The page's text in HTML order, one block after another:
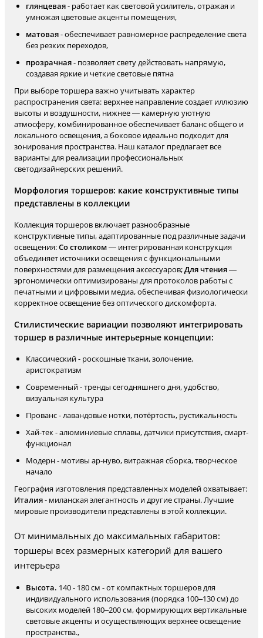
глянцевая- работает как световой усилитель, отражая и
умножая цветовые акценты помещения,
матовая- обеспечивает равномерное распределение света
без резких переходов,
прозрачная- позволяет свету действовать напрямую,
создавая яркие и четкие световые пятна
При выборе торшера важно учитывать характер
распространения света: верхнее направление создает иллюзию
высоты и воздушности, нижнее — камерную уютную
атмосферу, комбинированное обеспечивает баланс общего и
локального освещения, а боковое идеально подходит для
зонирования пространства. Наш каталог предлагает все
варианты для реализации профессиональных
светодизайнерских решений.
Морфология торшеров: какие конструктивные типы
представлены в коллекции
Коллекция торшеров включает разнообразные
конструктивные типы, адаптированные под различные задачи
освещения:Со столиком— интегрированная конструкция
объединяет источники освещения с функциональными
поверхностями для размещения аксессуаров;Для чтения—
эргономически оптимизированы для протоколов работы с
печатными и цифровыми медиа, обеспечивая физиологически
корректное освещение без оптического дискомфорта.
Стилистические вариации позволяют интегрировать
торшер в различные интерьерные концепции:
Классический - роскошные ткани, золочение,
аристократизм
Современный - тренды сегодняшнего дня, удобство,
визуальная культура
Прованс - лавандовые нотки, потёртость, рустикальность
Хай-тек - алюминиевые сплавы, датчики присутствия, смарт-
функционал
Модерн - мотивы ар-нуво, витражная сборка, творческое
начало
География изготовления представленных моделей охватывает:
Италия- миланская элегантность и другие страны. Лучшие
мировые производители представлены в этой коллекции.
От минимальных до максимальных габаритов:
торшеры всех размерных категорий для вашего
интерьера
Высота. 140 - 180 см - от компактных торшеров для
индивидуального использования (порядка 100–130 см) до
высоких моделей 180–200 см, формирующих вертикальные
световые акценты и осуществляющих верхнее освещение
пространства.,